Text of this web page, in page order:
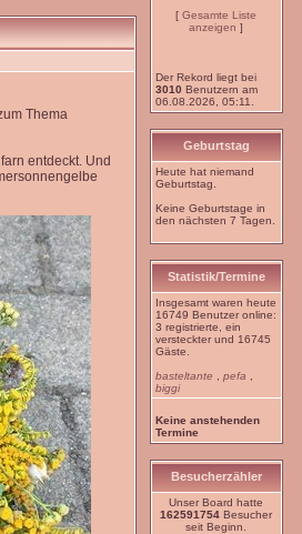
Thema
entdeckt. Und
[ Gesamte Liste
anzeigen ]
Der Rekord liegt bei
3010 Benutzern am
06.08.2026, 05:11.
Geburtstag
Heute hat niemand
Geburtstag.
Keine Geburtstage in
den nächsten 7 Tagen.
Statistik/Termine
Insgesamt waren heute
16749 Benutzer online:
3 registrierte, ein
versteckter und 16745
Gäste.
basteltante
pefa
biggi
Keine anstehenden
Termine
Besucherzähler
Unser Board hatte
162591754 Besucher
seit Beginn.